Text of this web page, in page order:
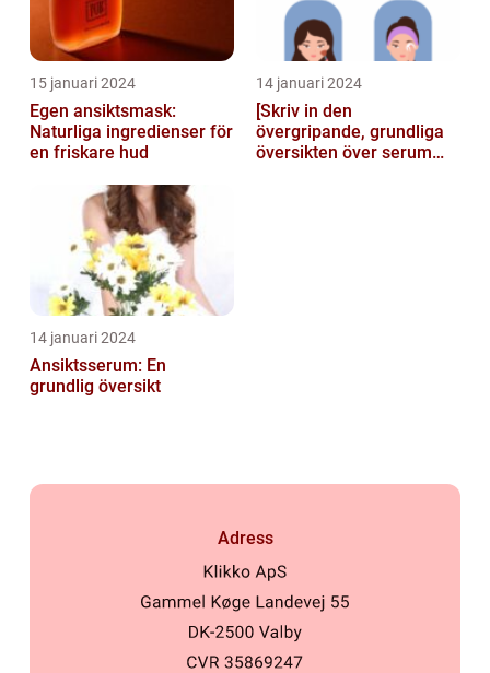
15 januari 2024
Egen ansiktsmask:
Naturliga ingredienser för
en friskare hud
14 januari 2024
[Skriv in den
övergripande, grundliga
översikten över serum
14 januari 2024
Ansiktsserum: En
grundlig översikt
Adress